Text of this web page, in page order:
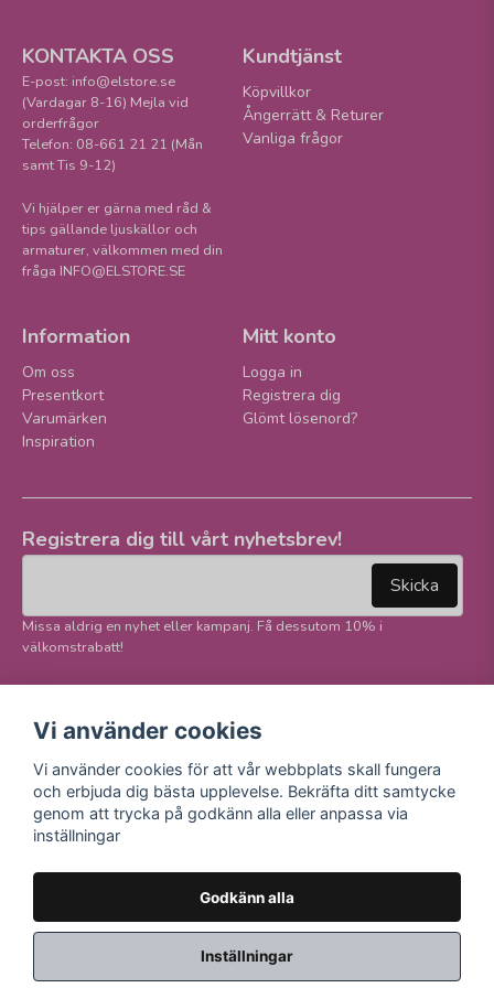
KONTAKTA OSS
E-post: info@elstore.se
(Vardagar 8-16) Mejla vid
orderfrågor
Telefon: 08-661 21 21 (Mån
samt Tis 9-12)
Vi hjälper er gärna med råd &
tips gällande ljuskällor och
armaturer, välkommen med din
fråga INFO@ELSTORE.SE
Kundtjänst
Köpvillkor
Ångerrätt & Returer
Vanliga frågor
Information
Om oss
Presentkort
Varumärken
Inspiration
Mitt konto
Logga in
Registrera dig
Glömt lösenord?
Registrera dig till vårt nyhetsbrev!
Skicka
Missa aldrig en nyhet eller kampanj. Få dessutom 10% i
välkomstrabatt!
sociala medier!
Facebook
Instagram
Youtube
E-handel
Vi använder cookies
Vi använder cookies för att vår webbplats skall fungera
och erbjuda dig bästa upplevelse. Bekräfta ditt samtycke
genom att trycka på godkänn alla eller anpassa via
inställningar
Godkänn alla
Inställningar